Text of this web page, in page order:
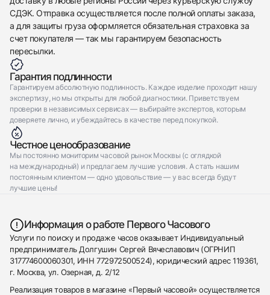
СДЭК. Отправка осуществляется после полной оплаты заказа,
а для защиты груза оформляется обязательная страховка за
счет покупателя — так мы гарантируем безопасность
пересылки.
Гарантия подлинности
Гарантируем абсолютную подлинность. Каждое изделие проходит нашу
экспертизу, но мы открыты для любой диагностики. Приветствуем
проверки в независимых сервисах — выбирайте экспертов, которым
доверяете лично, и убеждайтесь в качестве перед покупкой.
Честное ценообразование
Мы постоянно мониторим часовой рынок Москвы (с оглядкой
на международный) и предлагаем лучшие условия. А стать нашим
постоянным клиентом — одно удовольствие — у вас всегда будут
лучшие цены!
Информация о работе Первого Часового
Услуги по поиску и продаже часов оказывает Индивидуальный
предприниматель Долгушин Сергей Вячеславович (ОГРНИП
317774600060301, ИНН 772972500524), юридический адрес 119361,
г. Москва, ул. Озерная, д. 2/12
Реализация товаров в магазине «Первый часовой» осуществляется